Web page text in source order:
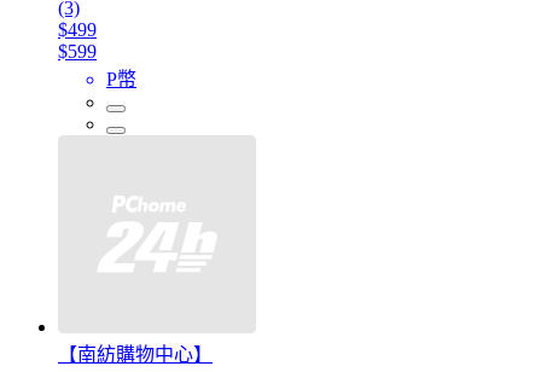
(3)
$499
$599
P幣
【南紡購物中心】